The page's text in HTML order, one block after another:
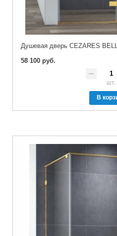
Душевая дверь CEZARES
58 100 руб.
шт.
В